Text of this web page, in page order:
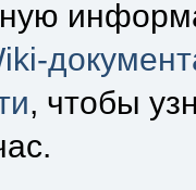
, чтобы